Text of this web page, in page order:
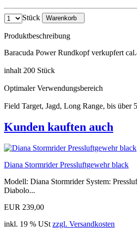
Stück Warenkorb
Produktbeschreibung
Baracuda Power Rundkopf verkupfert
inhalt 200 Stück
Optimaler Verwendungsbereich
Field Target, Jagd, Long Range, bis über
Kunden kauften auch
Diana Stormrider Pressluftgewehr black
Modell: Diana Stormrider System:
Diabolo...
EUR 239,00
inkl. 19 % USt zzgl. Versandkosten